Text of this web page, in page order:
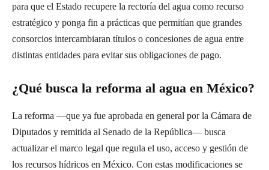
para que el Estado recupere la rectoría del agua como recurso
estratégico y ponga fin a prácticas que permitían que grandes
consorcios intercambiaran títulos o concesiones de agua entre
distintas entidades para evitar sus obligaciones de pago.
¿Qué busca la reforma al agua en México?
La reforma —que ya fue aprobada en general por la Cámara de
Diputados y remitida al Senado de la República— busca
actualizar el marco legal que regula el uso, acceso y gestión de
los recursos hídricos en México. Con estas modificaciones se